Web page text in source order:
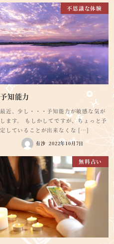
不思議な体験
予知能力
最近、少し・・・予知能力が敏感な気が
します。 もしかしてですが、ちょっと予
定していることが出来なくな […]
有沙 2022年10月7日
無料占い